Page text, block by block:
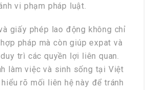
vi phạm pháp luật.
giấy phép lao động không chỉ
pháp mà còn giúp expat và
trì các quyền lợi liên quan.
làm việc và sinh sống tại Việt
hiểu rõ mối liên hệ này để tránh